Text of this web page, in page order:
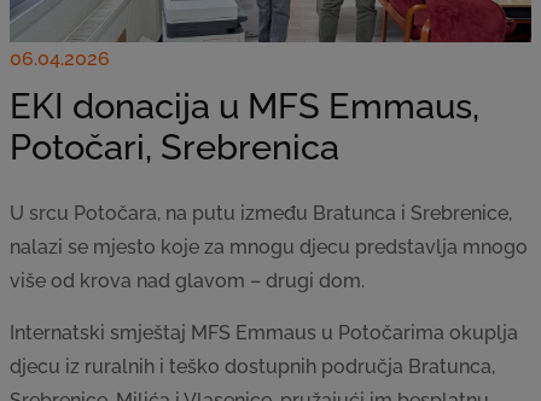
06.04.2026
EKI donacija u MFS Emmaus,
Potočari, Srebrenica
U srcu Potočara, na putu između Bratunca i Srebrenice,
nalazi se mjesto koje za mnogu djecu predstavlja mnogo
više od krova nad glavom – drugi dom.
Internatski smještaj MFS Emmaus u Potočarima okuplja
djecu iz ruralnih i teško dostupnih područja Bratunca,